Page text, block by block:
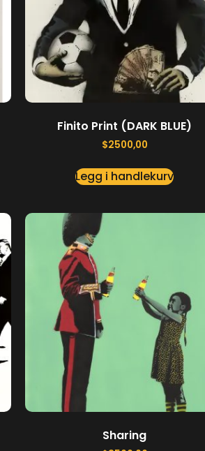
Finito Print (DARK BLUE)
$2500,00
Legg i handlekurv
Sharing